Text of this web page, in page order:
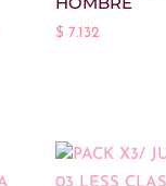
$7.132